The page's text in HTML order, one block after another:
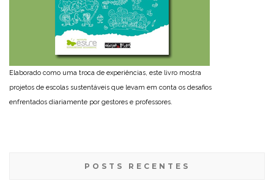
Elaborado como uma troca de experiências, este livro mostra
projetos de escolas sustentáveis que levam em conta os desafios
enfrentados diariamente por gestores e professores.
POSTS RECENTES